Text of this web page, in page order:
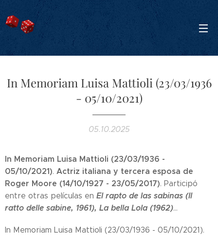
In Memoriam Luisa Mattioli (23/03/1936
- 05/10/2021)
05.10.2025
In Memoriam Luisa Mattioli (23/03/1936 -
05/10/2021). Actriz italiana y tercera esposa de
Roger Moore (14/10/1927 - 23/05/2017). Participó
entre otras películas en El rapto de las sabinas (Il
ratto delle sabine, 1961), La bella Lola (1962)...
In Memoriam Luisa Mattioli (23/03/1936 - 05/10/2021).